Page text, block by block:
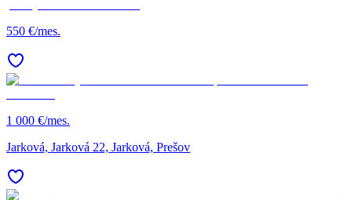
550 €/mes.
1 000 €/mes.
Jarková, Jarková 22, Jarková, Prešov